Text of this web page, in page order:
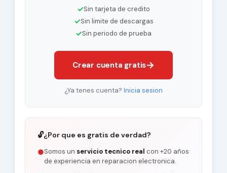
✓Sin tarjeta de credito
✓Sin limite de descargas
✓Sin periodo de prueba
Crear cuenta gratis→
¿Ya tenes cuenta? Inicia sesion
🔓¿Por que es gratis de verdad?
●Somos un servicio tecnico real con +20 años
de experiencia en reparacion electronica.